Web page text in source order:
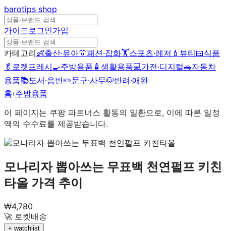
barotips shop
가이드로그인가입
카테고리👶출산·유아👔패션·잡화🏋️스포츠·레저 💄 뷰티🍱식품
🥬 로켓프레시🍳주방용품 🧴 생활용품💻가전·디지털🚗자동차
용품📚도서·음반✏️문구·사무🐶반려·애완
홈›주방용품
이 페이지는 쿠팡 파트너스 활동의 일환으로, 이에 따른 일정
액의 수수료를 제공받습니다.
모나리자 뽑아쓰는 무표백 천연펄프 키친
타올 가격 추이
₩4,780
🚀 로켓배송
+ watchlist